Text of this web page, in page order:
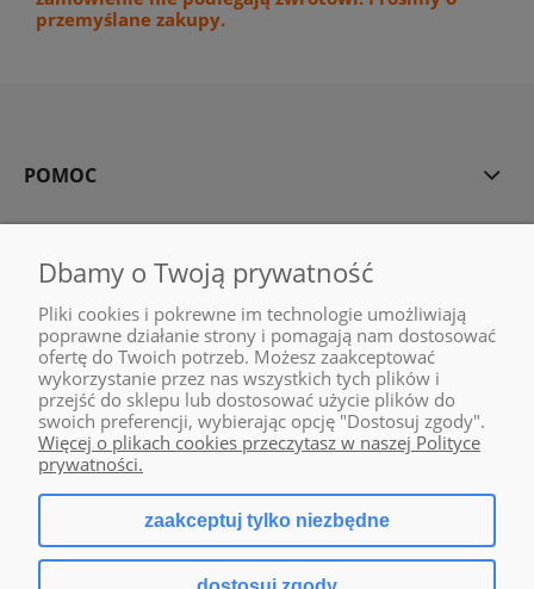
przemyślane zakupy.
POMOC
PŁATNOŚCI I DOSTAWA
INFORMACJE
O NAS
Dbamy o Twoją prywatność
Pliki cookies i pokrewne im technologie umożliwiają
poprawne działanie strony i pomagają nam dostosować
ofertę do Twoich potrzeb. Możesz zaakceptować
wykorzystanie przez nas wszystkich tych plików i
przejść do sklepu lub dostosować użycie plików do
swoich preferencji, wybierając opcję "Dostosuj zgody".
Więcej o plikach cookies przeczytasz w naszej Polityce
prywatności.
zaakceptuj tylko niezbędne